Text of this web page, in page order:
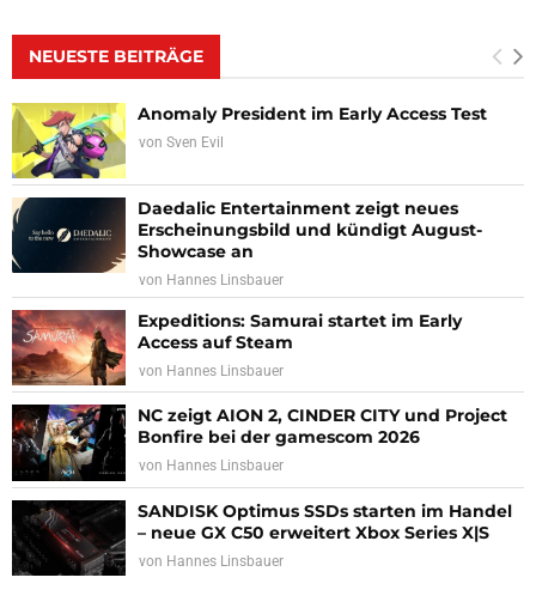
NEUESTE BEITRÄGE
Anomaly President im Early Access Test
von Sven Evil
Daedalic Entertainment zeigt neues
Erscheinungsbild und kündigt August-
Showcase an
von Hannes Linsbauer
Expeditions: Samurai startet im Early
Access auf Steam
von Hannes Linsbauer
NC zeigt AION 2, CINDER CITY und Project
Bonfire bei der gamescom 2026
von Hannes Linsbauer
SANDISK Optimus SSDs starten im Handel
– neue GX C50 erweitert Xbox Series X|S
von Hannes Linsbauer